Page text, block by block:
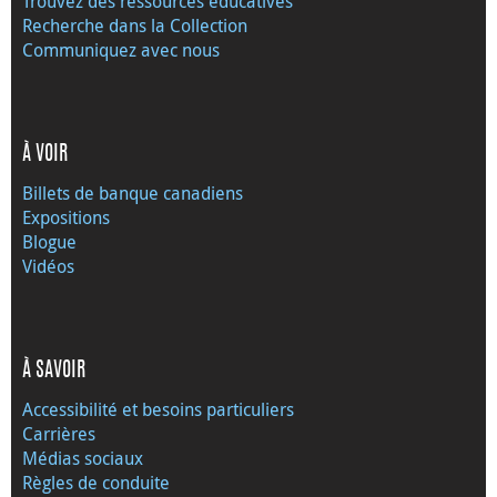
Recherche dans la Collection
Communiquez avec nous
À VOIR
Billets de banque canadiens
Expositions
Blogue
Vidéos
À SAVOIR
Accessibilité et besoins particuliers
Carrières
Médias sociaux
Règles de conduite